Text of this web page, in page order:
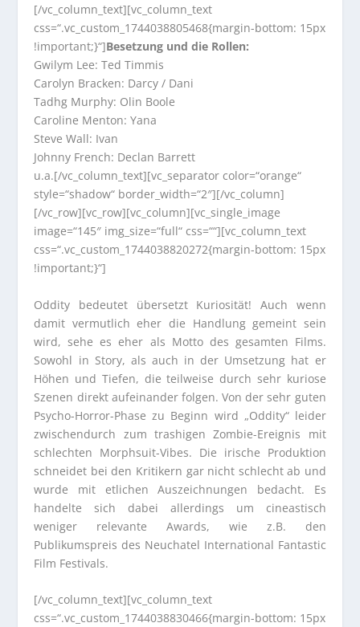
[/vc_column_text][vc_column_text
css=“.vc_custom_1744038805468{margin-bottom: 15px
!important;}“]Besetzung und die Rollen:
Gwilym Lee: Ted Timmis
Carolyn Bracken: Darcy / Dani
Tadhg Murphy: Olin Boole
Caroline Menton: Yana
Steve Wall: Ivan
Johnny French: Declan Barrett
u.a.[/vc_column_text][vc_separator color=“orange“
style=“shadow“ border_width=“2″][/vc_column]
[/vc_row][vc_row][vc_column][vc_single_image
image=“145″ img_size=“full“ css=““][vc_column_text
css=“.vc_custom_1744038820272{margin-bottom: 15px
!important;}“]
Oddity bedeutet übersetzt Kuriosität! Auch wenn
damit vermutlich eher die Handlung gemeint sein
wird, sehe es eher als Motto des gesamten Films.
Sowohl in Story, als auch in der Umsetzung hat er
Höhen und Tiefen, die teilweise durch sehr kuriose
Szenen direkt aufeinander folgen. Von der sehr guten
Psycho-Horror-Phase zu Beginn wird „Oddity“ leider
zwischendurch zum trashigen Zombie-Ereignis mit
schlechten Morphsuit-Vibes. Die irische Produktion
schneidet bei den Kritikern gar nicht schlecht ab und
wurde mit etlichen Auszeichnungen bedacht. Es
handelte sich dabei allerdings um cineastisch
weniger relevante Awards, wie z.B. den
Publikumspreis des Neuchatel International Fantastic
Film Festivals.
[/vc_column_text][vc_column_text
css=“.vc_custom_1744038830466{margin-bottom: 15px